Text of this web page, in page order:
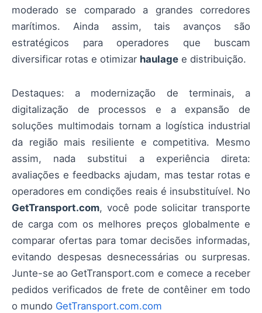
moderado se comparado a grandes corredores
marítimos. Ainda assim, tais avanços são
estratégicos para operadores que buscam
diversificar rotas e otimizar haulage e distribuição.
Destaques: a modernização de terminais, a
digitalização de processos e a expansão de
soluções multimodais tornam a logística industrial
da região mais resiliente e competitiva. Mesmo
assim, nada substitui a experiência direta:
avaliações e feedbacks ajudam, mas testar rotas e
operadores em condições reais é insubstituível. No
GetTransport.com, você pode solicitar transporte
de carga com os melhores preços globalmente e
comparar ofertas para tomar decisões informadas,
evitando despesas desnecessárias ou surpresas.
Junte-se ao GetTransport.com e comece a receber
pedidos verificados de frete de contêiner em todo
o mundo GetTransport.com.com